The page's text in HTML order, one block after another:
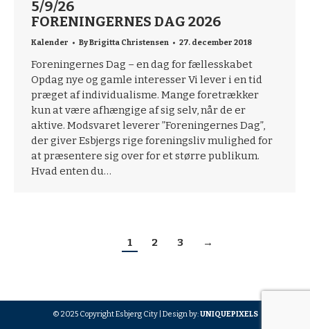
5/9/26
FORENINGERNES DAG 2026
Kalender ByBrigitta Christensen 27. december 2018
Foreningernes Dag – en dag for fællesskabet
Opdag nye og gamle interesser Vi lever i en tid
præget af individualisme. Mange foretrækker
kun at være afhængige af sig selv, når de er
aktive. Modsvaret leverer ”Foreningernes Dag”,
der giver Esbjergs rige foreningsliv mulighed for
at præsentere sig over for et større publikum.
Hvad enten du…
1 2 3 →
© 2025 Copyright Esbjerg City | Design by:UNIQUEPIXELS